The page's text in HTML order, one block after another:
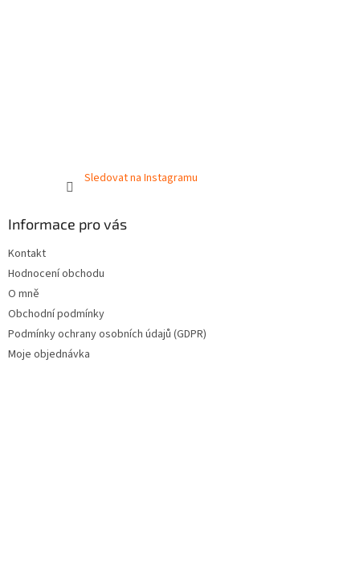
Sledovat na Instagramu
Informace pro vás
Kontakt
Hodnocení obchodu
O mně
Obchodní podmínky
Podmínky ochrany osobních údajů (GDPR)
Moje objednávka